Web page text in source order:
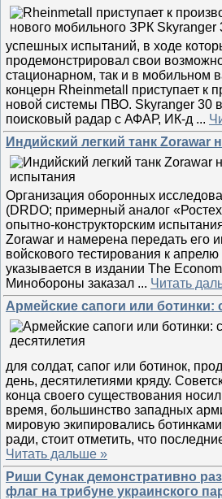
успешных испытаний, в ходе
продемонстрировал свои
стационарном, так и в мобильном
концерн Rheinmetall приступает к
новой системы ПВО. Skyranger 30
поисковый радар с АФАР, ИК-д ...
Индийский легкий танк Zorawar
Организация оборонных
(DRDO; примерный аналог
опытно-конструкторским
Zorawar и намерена передать его
войскового тестирования к апрелю
указывается в издании The
Минобороны заказал ... Читать
Армейские сапоги или ботинки:
для солдат, сапог или ботинок,
день, десятилетиями кряду.
конца своего существования
время, большинство западных
мировую экипировались
ради, стоит отметить, что
Читать дальше »
Риши Сунак демонстративно
флаг на трибуне украинского